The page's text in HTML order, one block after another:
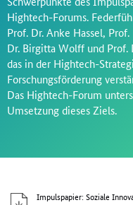
Hightech-Forums.
Prof. Dr. Anke Hassel,
Dr. Birgitta Wolff und Prof.
das in der Hightech-
Forschungsförderung
Das Hightech-Forum
Umsetzung dieses Ziels.
Impulspapier: Soziale